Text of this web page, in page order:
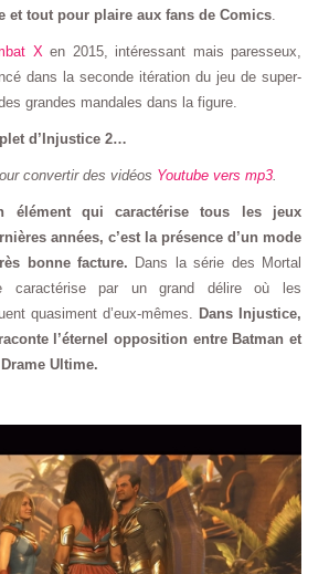
et tout pour plaire aux fans de Comics.
Xen 2015, intéressant mais paresseux,
dans la seconde itération du jeu de super-
grandes mandales dans la figure.
d’Injustice 2…
convertir des vidéos Youtube vers mp3.
qui caractérise tous les jeux
années, c’est la présence d’un mode
bonne facture. Dans la série des Mortal
caractérise par un grand délire où les
quasiment d’eux-mêmes. Dans Injustice,
l’éternel opposition entre Batman et
Ultime.